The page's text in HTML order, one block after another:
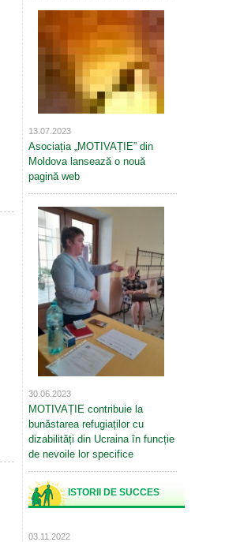
13.07.2023
Asociația „MOTIVAȚIE” din
Moldova lansează o nouă
pagină web
30.06.2023
MOTIVAȚIE contribuie la
bunăstarea refugiaților cu
dizabilități din Ucraina în funcție
de nevoile lor specifice
ISTORII DE SUCCES
03.11.2022